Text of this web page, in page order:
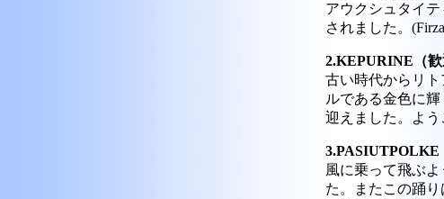
アウクシュタイ
されました。
2.KEPURINE（歓
古い時代からリ
ルである金色に
迎えました。よう
3.PASIUTPOLKE
風に乗って飛ぶ
た。またこの踊